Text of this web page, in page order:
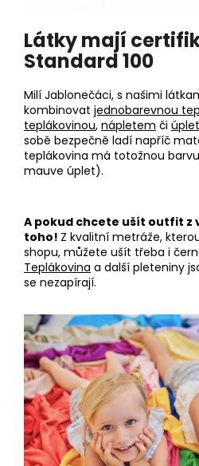
p
u
Látky mají
Standard 100
Milí Jablonečáci, s našimi
kombinovat jednobarevnou
teplákovinou, nápletem či
sobě bezpečně ladí napříč
teplákovina má totožnou
mauve úplet).
A pokud chcete ušít outfit z
toho! Z kvalitní metráže,
shopu, můžete ušít třeba i
Teplákovina a další pleteniny
se nezapírají.